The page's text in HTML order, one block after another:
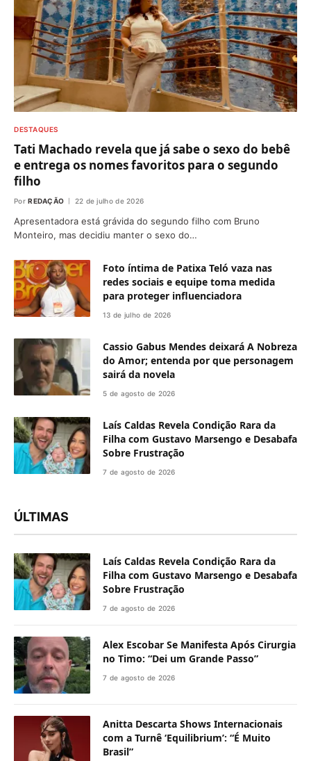
DESTAQUES
Tati Machado revela que já sabe o sexo do bebê
e entrega os nomes favoritos para o segundo
filho
Por REDAÇÃO 22 de julho de 2026
Apresentadora está grávida do segundo filho com Bruno
Monteiro, mas decidiu manter o sexo do…
Foto íntima de Patixa Teló vaza nas
redes sociais e equipe toma medida
para proteger influenciadora
13 de julho de 2026
Cassio Gabus Mendes deixará A Nobreza
do Amor; entenda por que personagem
sairá da novela
5 de agosto de 2026
Laís Caldas Revela Condição Rara da
Filha com Gustavo Marsengo e Desabafa
Sobre Frustração
7 de agosto de 2026
ÚLTIMAS
Laís Caldas Revela Condição Rara da
Filha com Gustavo Marsengo e Desabafa
Sobre Frustração
7 de agosto de 2026
Alex Escobar Se Manifesta Após Cirurgia
no Timo: “Dei um Grande Passo”
7 de agosto de 2026
Anitta Descarta Shows Internacionais
com a Turnê ‘Equilibrium’: “É Muito
Brasil”